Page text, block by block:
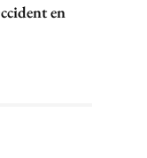
en